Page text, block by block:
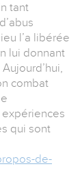
tant
l’a libérée
lui donnant
combat
qui sont
de-